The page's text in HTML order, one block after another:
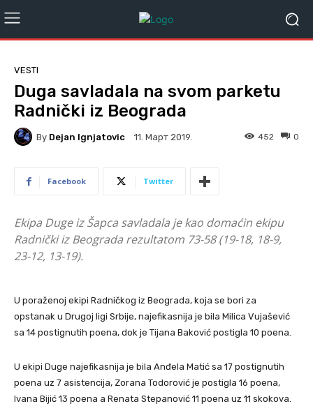
VESTI
Duga savladala na svom parketu
Radnički iz Beograda
By Dejan Ignjatovic 11. Март 2019. 0
452
Facebook Twitter
Ekipa Duge iz Šapca savladala je kao domaćin ekipu
Radnički iz Beograda rezultatom 73-58 (19-18, 18-9,
23-12, 13-19).
U poraženoj ekipi Radničkog iz Beograda, koja se bori za
opstanak u Drugoj ligi Srbije, najefikasnija je bila Milica Vujašević
sa 14 postignutih poena, dok je Tijana Baković postigla 10 poena.
U ekipi Duge najefikasnija je bila Anđela Matić sa 17 postignutih
poena uz 7 asistencija, Zorana Todorović je postigla 16 poena,
Ivana Bijić 13 poena a Renata Stepanović 11 poena uz 11 skokova.